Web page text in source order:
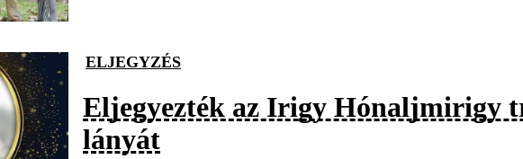
ELJEGYZÉS
Eljegyezték az Irigy Hónaljmirigy
lányát